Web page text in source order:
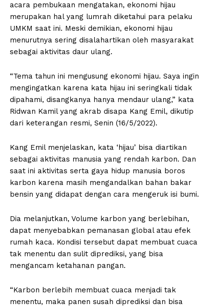
acara pembukaan mengatakan, ekonomi hijau
merupakan hal yang lumrah diketahui para pelaku
UMKM saat ini. Meski demikian, ekonomi hijau
menurutnya sering disalahartikan oleh masyarakat
sebagai aktivitas daur ulang.
“Tema tahun ini mengusung ekonomi hijau. Saya ingin
mengingatkan karena kata hijau ini seringkali tidak
dipahami, disangkanya hanya mendaur ulang,” kata
Ridwan Kamil yang akrab disapa Kang Emil, dikutip
dari keterangan resmi, Senin (16/5/2022).
Kang Emil menjelaskan, kata ‘hijau’ bisa diartikan
sebagai aktivitas manusia yang rendah karbon. Dan
saat ini aktivitas serta gaya hidup manusia boros
karbon karena masih mengandalkan bahan bakar
bensin yang didapat dengan cara mengeruk isi bumi.
Dia melanjutkan, Volume karbon yang berlebihan,
dapat menyebabkan pemanasan global atau efek
rumah kaca. Kondisi tersebut dapat membuat cuaca
tak menentu dan sulit diprediksi, yang bisa
mengancam ketahanan pangan.
“Karbon berlebih membuat cuaca menjadi tak
menentu, maka panen susah diprediksi dan bisa